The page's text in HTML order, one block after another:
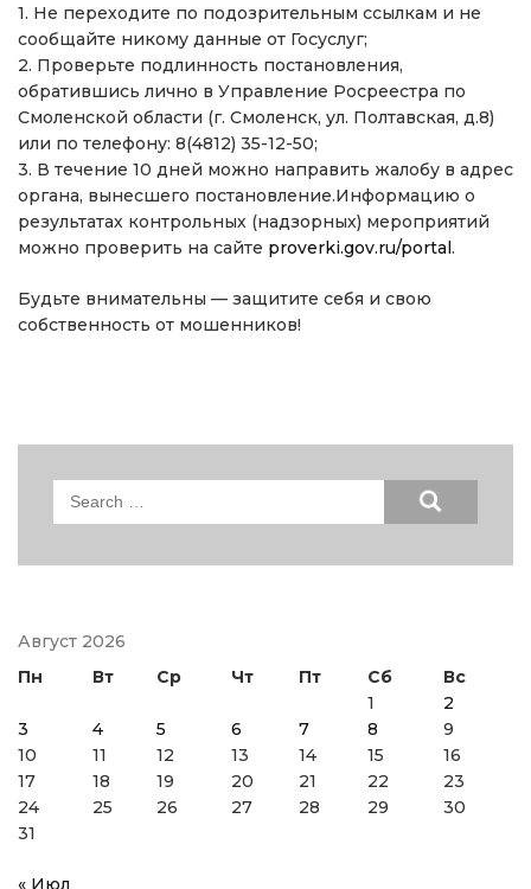
1. Не переходите по подозрительным ссылкам и не
сообщайте никому данные от Госуслуг;
2. Проверьте подлинность постановления,
обратившись лично в Управление Росреестра по
Смоленской области (г. Смоленск, ул. Полтавская, д.8)
или по телефону: 8(4812) 35-12-50;
3. В течение 10 дней можно направить жалобу в адрес
органа, вынесшего постановление.Информацию о
результатах контрольных (надзорных) мероприятий
можно проверить на сайте proverki.gov.ru/portal .
Будьте внимательны — защитите себя и свою
собственность от мошенников!
Search
Август 2026
Пн
Вт Ср Чт Пт Сб
Вс
1
2
3
4 5 6 7 8
9
10
11 12 13 14 15
16
17
18 19 20 21 22
23
24
25 26 27 28 29
30
31